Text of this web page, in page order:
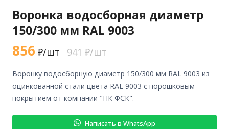
Воронка водосборная диаметр
150/300 мм RAL 9003
856 ₽/шт 941 ₽/шт
воронку водосборную диаметр 150/300 мм RAL 9003 из
оцинкованной стали цвета RAL 9003 с порошковым
покрытием от компании "ПК ФСК".
Написать в WhatsApp